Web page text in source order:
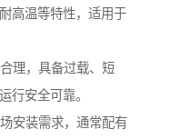
高温等特性，适用于
理，具备过载、短
行安全可靠。
安装需求，通常配有